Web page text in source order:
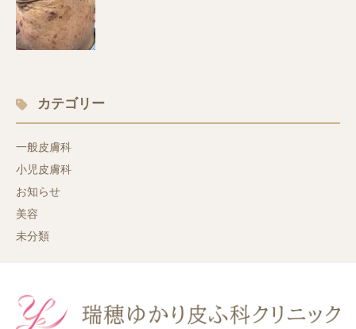
カテゴリー
一般皮膚科
小児皮膚科
お知らせ
美容
未分類